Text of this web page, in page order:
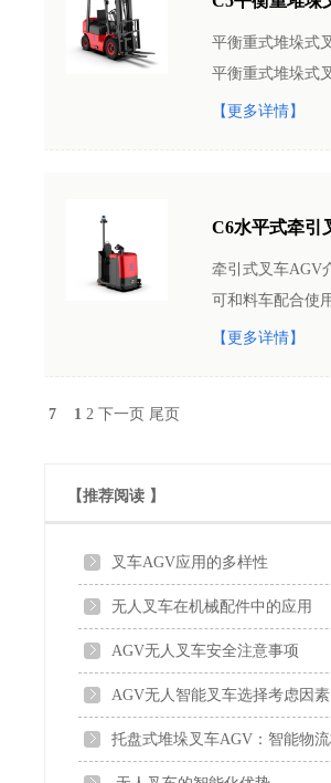
平衡重式堆垛式
平衡重式堆垛式
后转向的结构，
【更多详情】
C6水平式牵引
牵引式叉车AGV
可和料车配合使
定地点，并可一
【更多详情】
7 1 2 下一页 尾页
【推荐阅读 】
叉车AGV应用的多样性
无人叉车在机械配件中的应用
AGV无人叉车安全注意事项
AGV无人智能叉车选择考虑因素
托盘式堆垛叉车AGV：智能物